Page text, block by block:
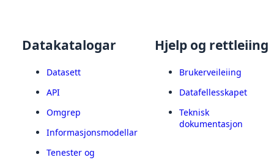
Datakatalogar
Datasett
API
Omgrep
Informasjonsmodellar
Tenester og
Hjelp og rettleiing
Brukerveileiing
Datafellesskapet
Teknisk
dokumentasjon